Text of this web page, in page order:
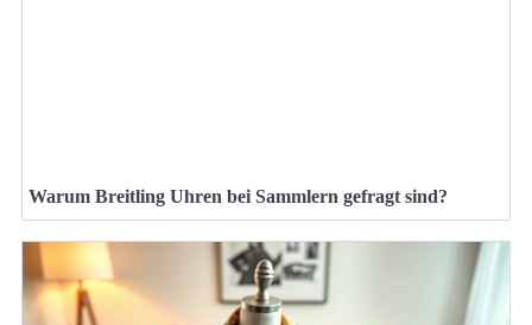
Warum Breitling Uhren bei Sammlern gefragt sind?